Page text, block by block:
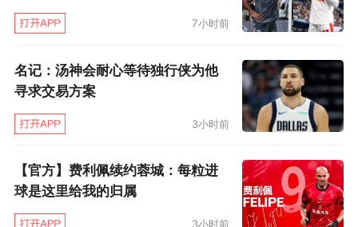
7小时前
名记：汤神会耐心等待独行侠为他
寻求交易方案
3小时前
【官方】费利佩续约蓉城：每粒进
球是这里给我的归属
3小时前